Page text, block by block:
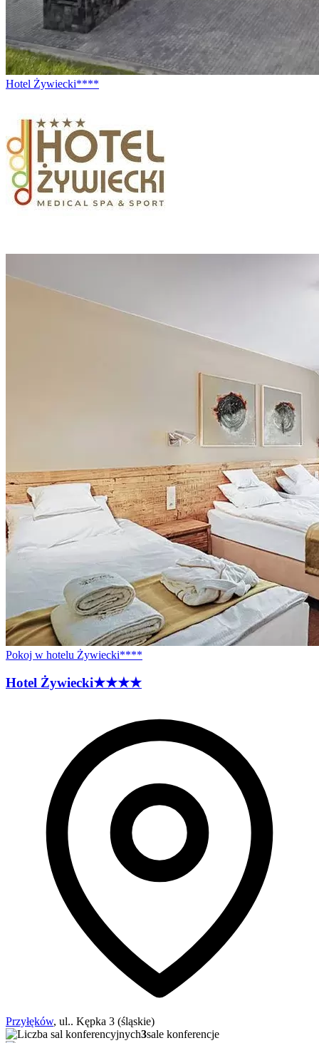
Hotel Żywiecki****
Pokoj w hotelu Żywiecki****
Hotel Żywiecki★★★★
Przyłęków, ul.. Kępka 3 (śląskie)
3sale konferencje